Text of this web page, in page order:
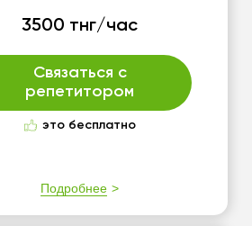
3500 тнг/час
Связаться с
репетитором
это бесплатно
Подробнее